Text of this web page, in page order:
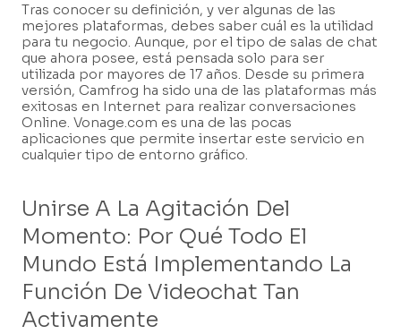
Tras conocer su definición, y ver algunas de las
mejores plataformas, debes saber cuál es la utilidad
para tu negocio. Aunque, por el tipo de salas de chat
que ahora posee, está pensada solo para ser
utilizada por mayores de 17 años. Desde su primera
versión, Camfrog ha sido una de las plataformas más
exitosas en Internet para realizar conversaciones
Online. Vonage.com es una de las pocas
aplicaciones que permite insertar este servicio en
cualquier tipo de entorno gráfico.
Unirse A La Agitación Del
Momento: Por Qué Todo El
Mundo Está Implementando La
Función De Videochat Tan
Activamente